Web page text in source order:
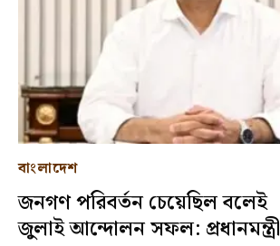
বাংলাদেশ
জনগণ পরিবর্তন চেয়েছিল বলেই
জুলাই আন্দোলন সফল: প্রধানমন্ত্রী